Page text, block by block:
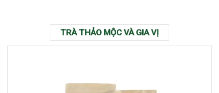
TRÀ THẢO MỘC VÀ GIA VỊ